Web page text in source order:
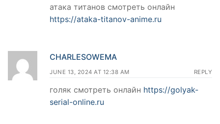
атака титанов смотреть онлайн
https://ataka-titanov-anime.ru
CHARLESOWEMA
JUNE 13, 2024 AT 12:38 AM REPLY
голяк смотреть онлайн https://golyak-
serial-online.ru